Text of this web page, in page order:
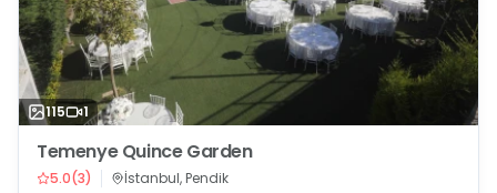
115 1
Temenye Quince Garden
5.0(3)
İstanbul, Pendik